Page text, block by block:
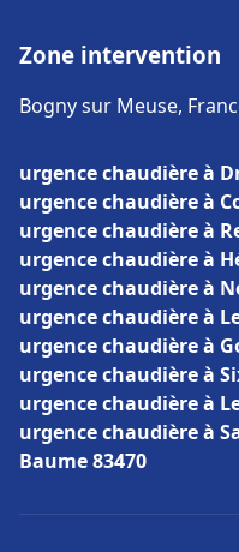
Zone intervention
Bogny sur Meuse,
urgence chaudière à
urgence chaudière à
urgence chaudière à
urgence chaudière à
urgence chaudière à
urgence chaudière à
urgence chaudière à
urgence chaudière à
urgence chaudière à
urgence chaudière à
Baume 83470